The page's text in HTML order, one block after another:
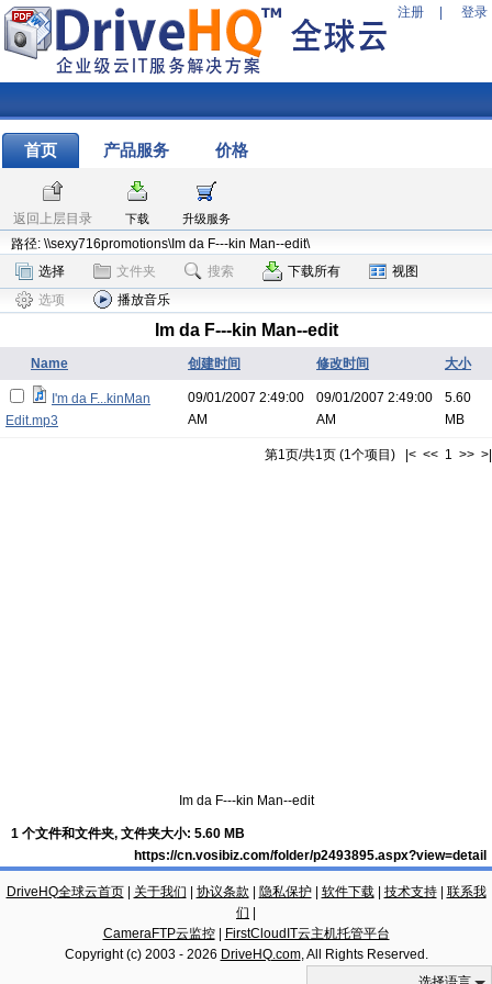
注册 登录
首页 产品服务 价格
返回上层目录 下载 升级服务
路径: \\sexy716promotions\Im da F---kin Man--edit\
选择
文件夹 搜索 下载所有
视图
选项
播放音乐
Im da F---kin Man--edit
Name 创建时间 修改时间 大小
I'm da F...kinMan
Edit.mp3
09/01/2007 2:49:00
AM
09/01/2007 2:49:00
AM
5.60
MB
第1页/共1页 (1个项目) |< << 1 >> >|
Im da F---kin Man--edit
1 个文件和文件夹, 文件夹大小: 5.60 MB
https://cn.vosibiz.com/folder/p2493895.aspx?view=detail
DriveHQ全球云首页| 关于我们 协议条款 隐私保护| 软件下载| 技术支持| 联系我
们
CameraFTP云监控|
FirstCloudIT云主机托管平台
Copyright (c) 2003 - 2026 DriveHQ.com, All Rights Reserved.